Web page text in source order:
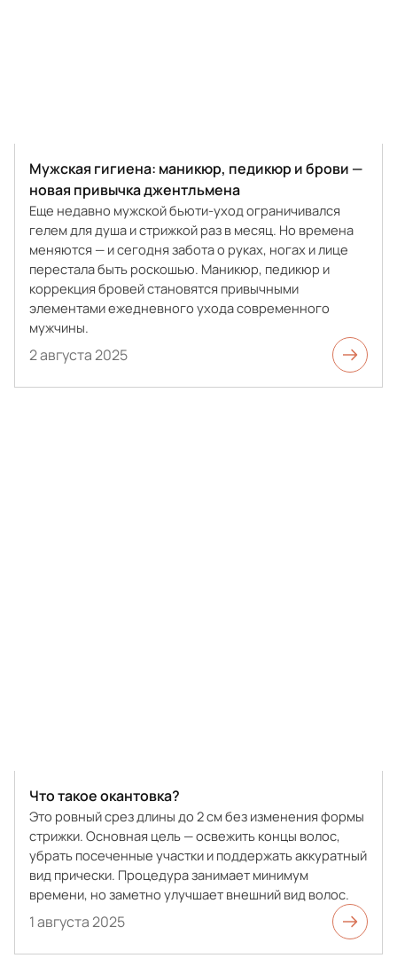
Мужская гигиена: маникюр, педикюр и брови —
новая привычка джентльмена
Еще недавно мужской бьюти-уход ограничивался
гелем для душа и стрижкой раз в месяц. Но времена
меняются — и сегодня забота о руках, ногах и лице
перестала быть роскошью. Маникюр, педикюр и
коррекция бровей становятся привычными
элементами ежедневного ухода современного
мужчины.
2 августа 2025
Что такое окантовка?
Это ровный срез длины до 2 см без изменения формы
стрижки. Основная цель — освежить концы волос,
убрать посеченные участки и поддержать аккуратный
вид прически. Процедура занимает минимум
времени, но заметно улучшает внешний вид волос.
1 августа 2025